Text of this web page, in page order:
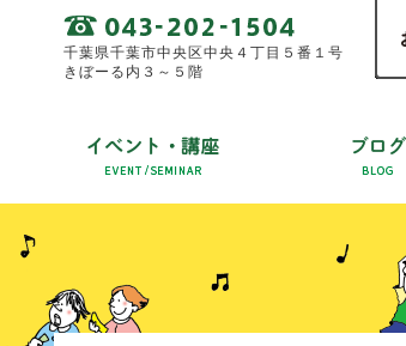
千葉県千葉市中央区中央４丁目５番１号
きぼーる内３～５階